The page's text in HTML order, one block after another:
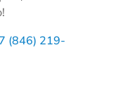
(846) 219-